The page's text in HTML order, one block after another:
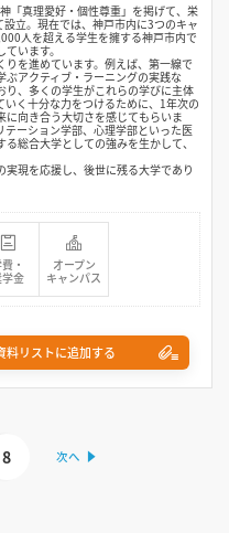
「真理愛好・個性尊重」を掲げて、栄
立。現在では、神戸市内に3つのキャ
人を超える学生を擁する神戸市内で
います。
を進めています。例えば、第一線で
アクティブ・ラーニングの実践な
り、多くの学生がこれらの学びに主体
く十分な力をつけるために、1年次の
向き合う大切さを感じてもらいま
ーション学部、心理学部といった医
総合大学としての強みを生かして、
現を応援し、後世に残る大学であり
・
金
オープン
キャンパス
料リストに追加する
8